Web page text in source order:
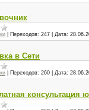
Переходов: 247 Дата:
в Сети
Переходов: 260 Дата:
консультация